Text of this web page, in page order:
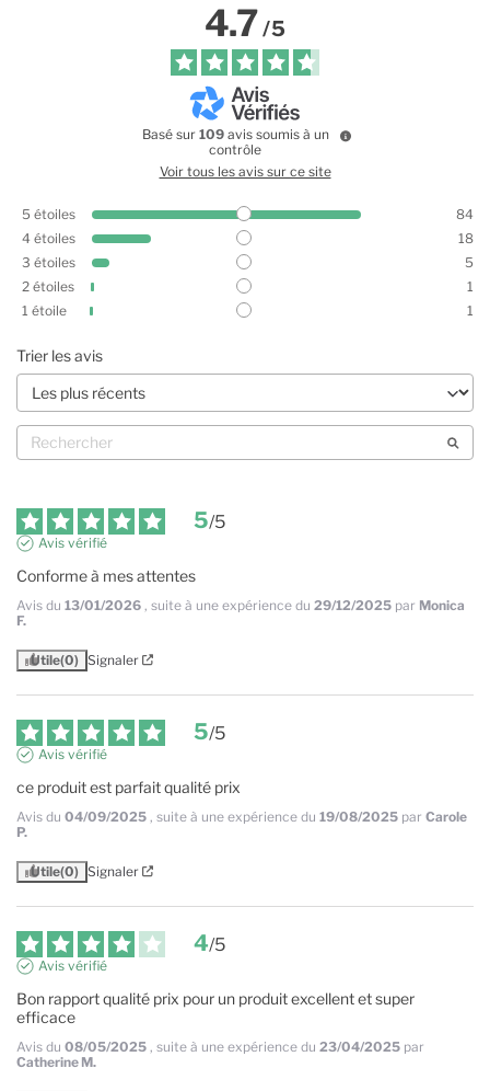
4.7/5
Basé sur 109 avis soumis à un
contrôle
Voir tous les avis sur ce site
5 étoiles
84
4 étoiles
18
3 étoiles
5
2 étoiles
1
1 étoile 1
Trier les avis
5/5
Avis vérifié
Conforme à mes attentes
Avis du 13/01/2026 , suite à une expérience du 29/12/2025 par Monica
F.
Utile(0) Signaler
5/5
Avis vérifié
ce produit est parfait qualité prix
Avis du 04/09/2025 , suite à une expérience du 19/08/2025 par Carole
P.
Utile(0) Signaler
4/5
Avis vérifié
Bon rapport qualité prix pour un produit excellent et super
efficace
Avis du 08/05/2025 , suite à une expérience du 23/04/2025 par
Catherine M.